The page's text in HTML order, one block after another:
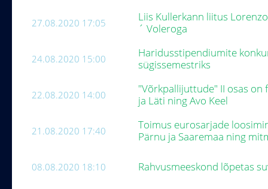
27.08.2020 17:05
Liis Kullerkann liitus
´ Voleroga
24.08.2020 15:00
Haridusstipendiumite
sügissemestriks
22.08.2020 14:00
"Võrkpallijuttude" II osas on
ja Läti ning Avo Keel
21.08.2020 17:40
Toimus eurosarjade
Pärnu ja Saaremaa ning
08.08.2020 18:10 Rahvusmeeskond lõpetas